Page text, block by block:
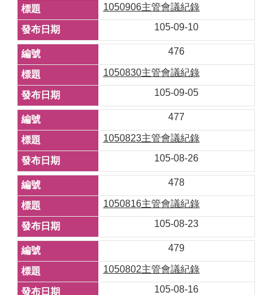
1050906主管會議紀錄
105-09-10
476
1050830主管會議紀錄
105-09-05
477
1050823主管會議紀錄
105-08-26
478
1050816主管會議紀錄
105-08-23
479
1050802主管會議紀錄
105-08-16